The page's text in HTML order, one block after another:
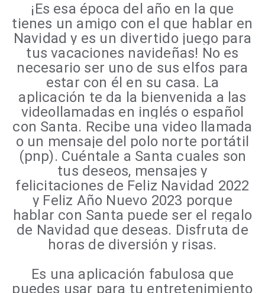
¡Es esa época del año en la que
tienes un amigo con el que hablar en
Navidad y es un divertido juego para
tus vacaciones navideñas! No es
necesario ser uno de sus elfos para
estar con él en su casa. La
aplicación te da la bienvenida a las
videollamadas en inglés o español
con Santa. Recibe una video llamada
o un mensaje del polo norte portátil
(pnp). Cuéntale a Santa cuales son
tus deseos, mensajes y
felicitaciones de Feliz Navidad 2022
y Feliz Año Nuevo 2023 porque
hablar con Santa puede ser el regalo
de Navidad que deseas. Disfruta de
horas de diversión y risas.
Es una aplicación fabulosa que
puedes usar para tu entretenimiento